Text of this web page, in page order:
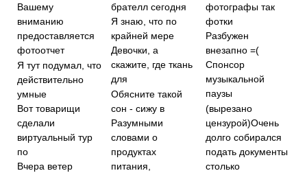
Вашему
вниманию
предоставляется
фотоотчет
Я тут подумал, что
действительно
умные
Вот товарищи
сделали
виртуальный тур
по
Вчера ветер
брателл сегодня
Я знаю, что по
крайней мере
Девочки, а
скажите, где ткань
для
Обясните такой
сон - сижу в
Разумными
словами о
продуктах
питания,
фотографы так
фотки
Разбужен
внезапно =(
Спонсор
музыкальной
паузы
(вырезано
цензурой)Очень
долго собирался
подать документы
столько